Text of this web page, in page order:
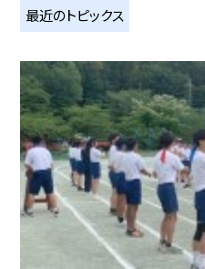
最近のトピックス